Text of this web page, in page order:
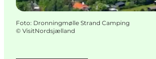
Foto: Dronningmølle Strand Camping
© VisitNordsjælland